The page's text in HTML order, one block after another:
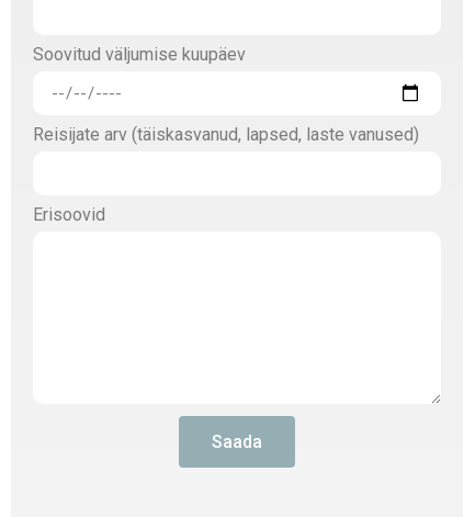
Soovitud väljumise kuupäev
Reisijate arv (täiskasvanud, lapsed, laste vanused)
Erisoovid
Saada